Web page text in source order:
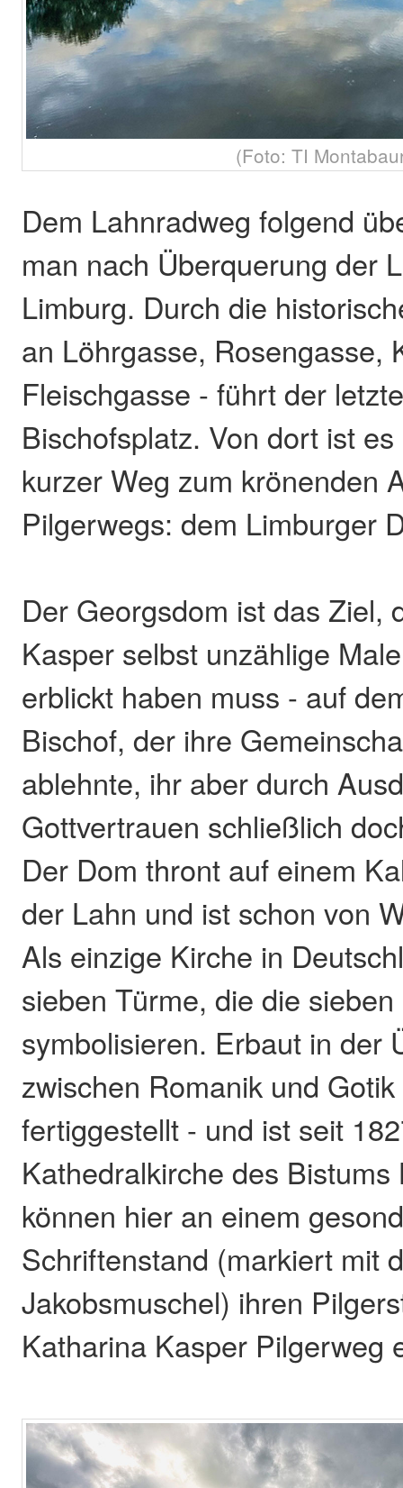
(Foto: TI
Dem Lahnradweg folgend
man nach Überquerung der
Limburg. Durch die
an Löhrgasse, Rosengasse,
Fleischgasse - führt der
Bischofsplatz. Von dort ist
kurzer Weg zum krönenden
Pilgerwegs: dem Limburger
Der Georgsdom ist das Ziel,
Kasper selbst unzählige
erblickt haben muss - auf
Bischof, der ihre
ablehnte, ihr aber durch
Gottvertrauen schließlich
Der Dom thront auf einem
der Lahn und ist schon von
Als einzige Kirche in
sieben Türme, die die
symbolisieren. Erbaut in der
zwischen Romanik und
fertiggestellt - und ist seit
Kathedralkirche des
können hier an einem
Schriftenstand (markiert mit
Jakobsmuschel) ihren
Katharina Kasper Pilgerweg